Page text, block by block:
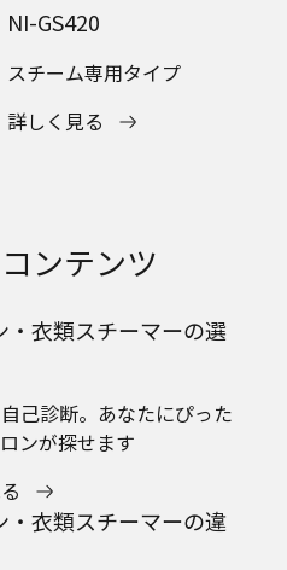
NI-GS420
スチーム専用タイプ
詳しく見る
ンテンツ
・衣類スチーマーの選
己診断。あなたにぴった
ンが探せます
・衣類スチーマーの違